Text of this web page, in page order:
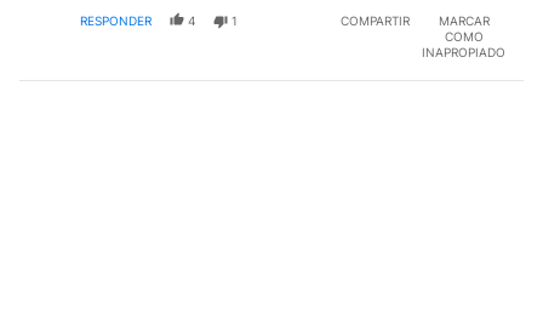
RESPONDER 4 1 COMPARTIR
MARCAR
COMO
INAPROPIADO